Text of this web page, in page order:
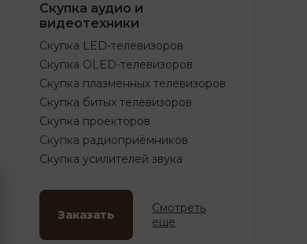
Скупка аудио и
видеотехники
Скупка LED-телевизоров
Скупка OLED-телевизоров
Скупка плазменных телевизоров
Скупка битых телевизоров
Скупка проекторов
Скупка радиоприёмников
Скупка усилителей звука
Заказать
Смотреть
еще